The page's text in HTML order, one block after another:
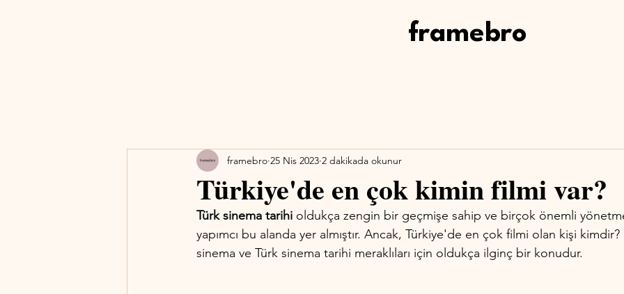
framebro
Türkiye'de en çok kimin filmi var?
framebro 25 Nis 2023 2 dakikada okunur
Türk sinema tarihi oldukça zengin bir geçmişe sahip ve birçok önemli
yapımcı bu alanda yer almıştır. Ancak, Türkiye'de en çok filmi olan kişi
sinema ve Türk sinema tarihi meraklıları için oldukça ilginç bir konudur.